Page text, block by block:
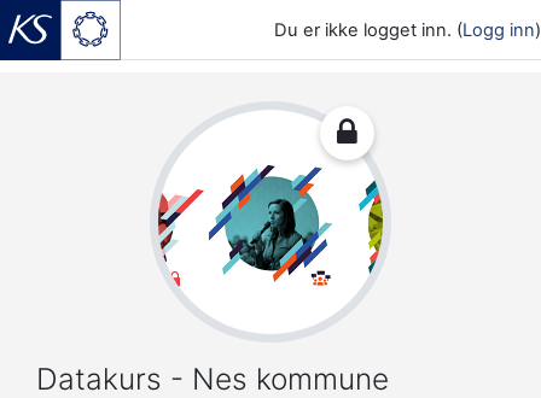
Du er ikke logget inn. (Logg inn)
Datakurs - Nes kommune